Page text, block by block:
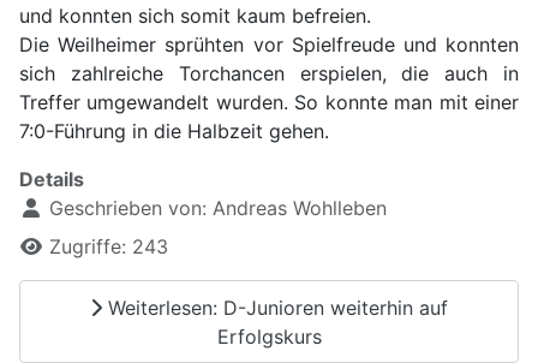
und konnten sich somit kaum befreien.
Die Weilheimer sprühten vor Spielfreude und konnten
sich zahlreiche Torchancen erspielen, die auch in
Treffer umgewandelt wurden. So konnte man mit einer
7:0-Führung in die Halbzeit gehen.
Details
Geschrieben von: Andreas Wohlleben
Zugriffe: 243
Weiterlesen: D-Junioren weiterhin auf
Erfolgskurs